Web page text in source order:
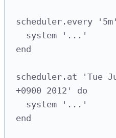
scheduler . every ' 5m '
system
' ... '
end
scheduler . at 'Tue
+0900 2012 '
do
system
' ... '
end